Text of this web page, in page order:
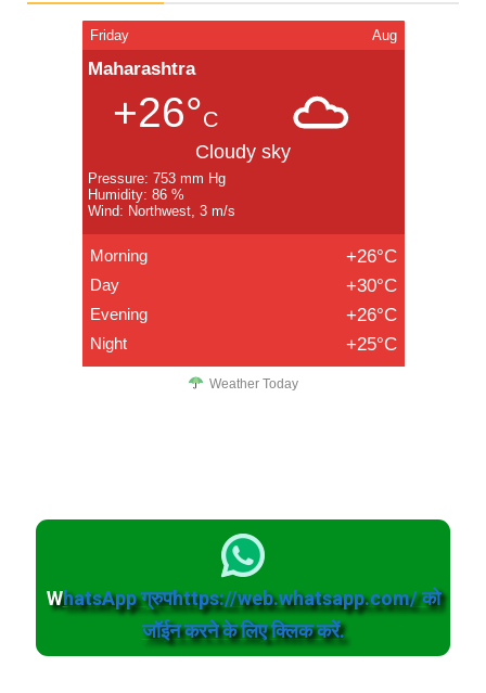
Friday Aug
Maharashtra
+26°C
Cloudy sky
Pressure: 753 mm Hg
Humidity: 86 %
Wind: Northwest, 3 m/s
Morning +26°C
Day +30°C
Evening +26°C
Night +25°C
Weather Today
WhatsApp ग्रुपhttps://web.whatsapp.com/ को
जॉईन करने के लिए क्लिक करें.